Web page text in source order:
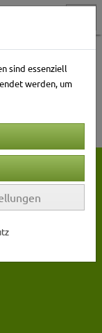
sind essenziell
werden, um